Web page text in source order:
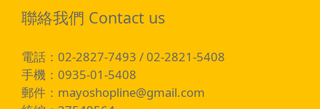
聯絡我們 Contact us
電話：02-2827-7493 / 02-2821-5408
手機：0935-01-5408
郵件： mayoshopline@gmail.com